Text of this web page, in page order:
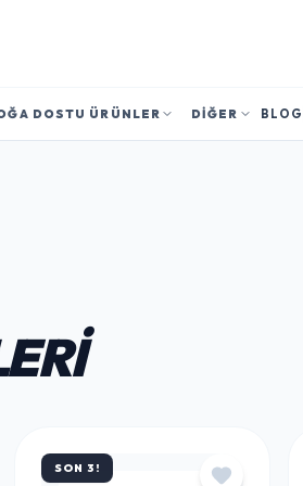
DOSTU ÜRÜNLER DİĞER BLOG
SON 3!